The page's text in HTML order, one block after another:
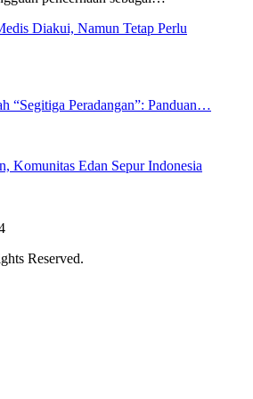
Diakui, Namun Tetap Perlu
“Segitiga Peradangan”: Panduan…
Komunitas Edan Sepur Indonesia
Reserved.